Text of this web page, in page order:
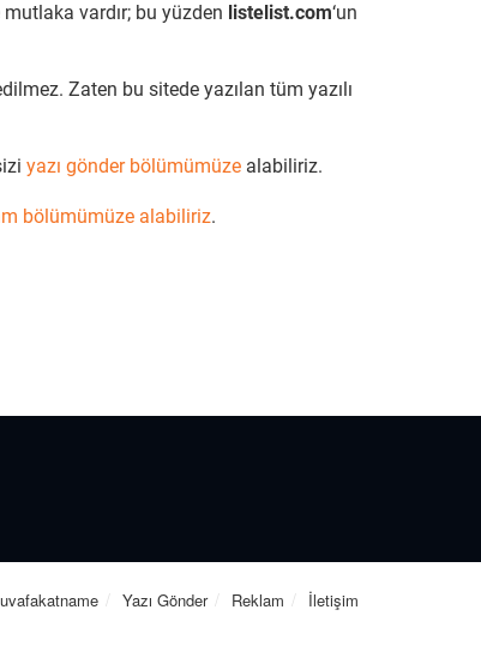
mutlaka vardır; bu yüzden listelist.com‘un
Zaten bu sitede yazılan tüm yazılı
yazı gönder bölümümüzealabiliriz.
bölümümüze alabiliriz.
Yazı Gönder Reklam İletişim